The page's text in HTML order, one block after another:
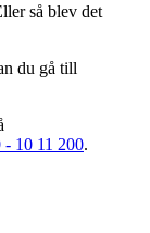
så blev det
du gå till
- 10 11 200.